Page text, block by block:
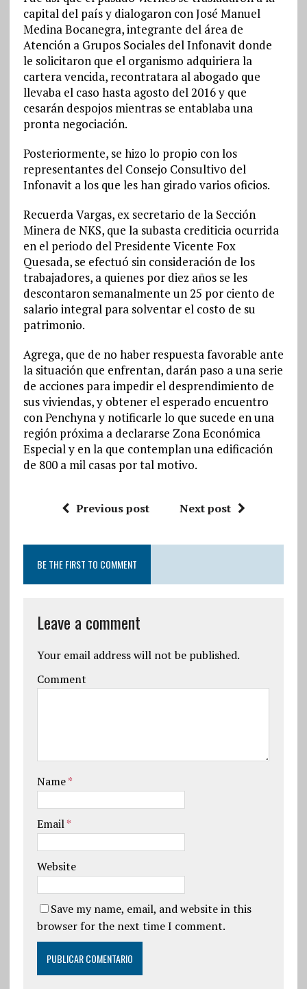
capital del país y dialogaron con José Manuel
Medina Bocanegra, integrante del área de
Atención a Grupos Sociales del Infonavit donde
le solicitaron que el organismo adquiriera la
cartera vencida, recontratara al abogado que
llevaba el caso hasta agosto del 2016 y que
cesarán despojos mientras se entablaba una
pronta negociación.
Posteriormente, se hizo lo propio con los
representantes del Consejo Consultivo del
Infonavit a los que les han girado varios oficios.
Recuerda Vargas, ex secretario de la Sección
Minera de NKS, que la subasta crediticia ocurrida
en el periodo del Presidente Vicente Fox
Quesada, se efectuó sin consideración de los
trabajadores, a quienes por diez años se les
descontaron semanalmente un 25 por ciento de
salario integral para solventar el costo de su
patrimonio.
Agrega, que de no haber respuesta favorable ante
la situación que enfrentan, darán paso a una serie
de acciones para impedir el desprendimiento de
sus viviendas, y obtener el esperado encuentro
con Penchyna y notificarle lo que sucede en una
región próxima a declararse Zona Económica
Especial y en la que contemplan una edificación
de 800 a mil casas por tal motivo.
Previous post Next post
BE THE FIRST TO COMMENT
Leave a comment
Your email address will not be published.
Comment
Name*
Email*
Website
Save my name, email, and website in this
browser for the next time I comment.